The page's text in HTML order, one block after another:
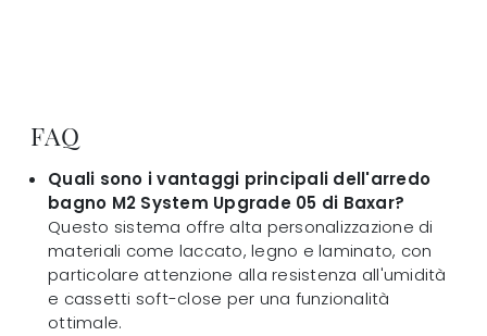
FAQ
Quali sono i vantaggi principali dell'arredo
bagno M2 System Upgrade 05 di Baxar?
Questo sistema offre alta personalizzazione di
materiali come laccato, legno e laminato, con
particolare attenzione alla resistenza all'umidità
e cassetti soft-close per una funzionalità
ottimale.